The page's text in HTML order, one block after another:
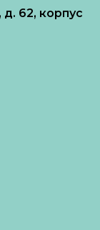
д. 62, корпус